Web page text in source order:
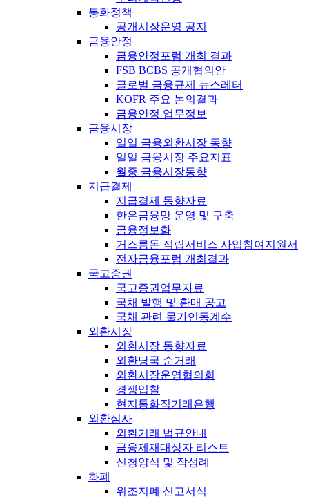
통화정책
공개시장운영 공지
금융안정
금융안정포럼 개최 결과
FSB BCBS 공개협의안
글로벌 금융규제 뉴스레터
KOFR 주요 논의결과
금융안정 업무정보
금융시장
일일 금융외환시장 동향
일일 금융시장 주요지표
월중 금융시장동향
지급결제
지급결제 동향자료
한은금융망 운영 및 구축
금융정보화
거스름돈 적립서비스 사업참여지원서
전자금융포럼 개최결과
국고증권
국고증권업무자료
국채 발행 및 환매 공고
국채 관련 물가연동계수
외환시장
외환시장 동향자료
외환당국 순거래
외환시장운영협의회
경쟁입찰
현지통화직거래은행
외환심사
외환거래 법규안내
금융제재대상자 리스트
신청양식 및 작성례
화폐
위조지폐 신고서식